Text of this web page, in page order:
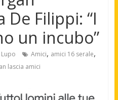
De Filippi: “I
un incubo”
Amici, amici 16 serale,
lascia amici